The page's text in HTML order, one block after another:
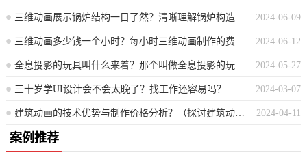
2024-06-09
三维动画展示锅炉结构一目了然？清晰理解锅炉构造：三维动画详解
2024-06-12
2024-05-27
全息投影的玩具叫什么来着？那个叫做全息投影的玩具名称是？
2024-03-07
三十岁学UI设计会不会太晚了？找工作还容易吗？
2024-04-11
建筑动画的技术优势与制作价格分析？（探讨建筑动画的技效优势及成本造价评估）
案例推荐